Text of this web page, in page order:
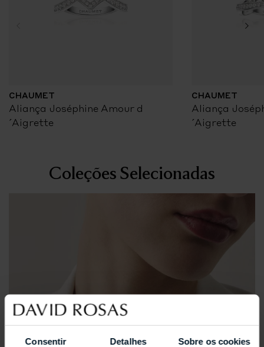
Consentir Detalhes Sobre os cookies
CHAUMET
Aliança Joséphine Amour d
´Aigrette
CHAUMET
Aliança
´Aigrette
Coleções Selecionadas